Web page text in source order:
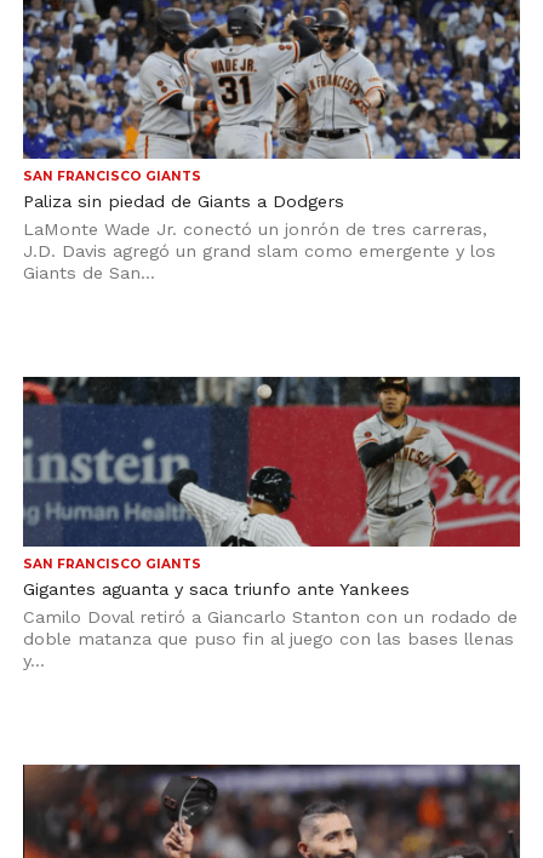
SAN FRANCISCO GIANTS
Paliza sin piedad de Giants a Dodgers
LaMonte Wade Jr. conectó un jonrón de tres carreras,
J.D. Davis agregó un grand slam como emergente y los
Giants de San...
SAN FRANCISCO GIANTS
Gigantes aguanta y saca triunfo ante Yankees
Camilo Doval retiró a Giancarlo Stanton con un rodado de
doble matanza que puso fin al juego con las bases llenas
y...